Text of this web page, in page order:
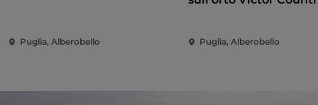
Puglia, Alberobello Puglia, Alberobello